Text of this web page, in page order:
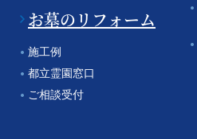
お墓のリフォーム
施工例
都立霊園窓口
ご相談受付